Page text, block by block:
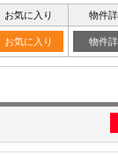
お気に入り 物件
お気に入り 物件